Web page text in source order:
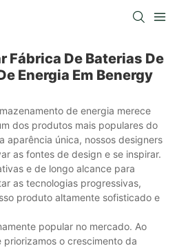
Fábrica De Baterias De
Energia Em Benergy
de energia merece
dos produtos mais populares do
aparência única, nossos designers
as fontes de design e se inspirar.
e de longo alcance para
as tecnologias progressivas,
produto altamente sofisticado e
popular no mercado. Ao
priorizamos o crescimento da